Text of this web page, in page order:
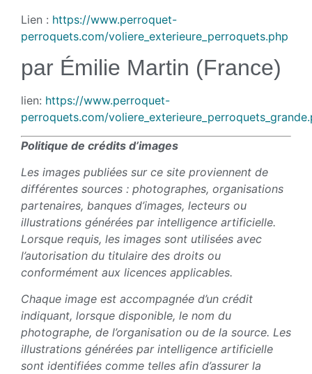
Lien : https://www.perroquet-
perroquets.com/voliere_exterieure_perroquets.php
par Émilie Martin (France)
lien: https://www.perroquet-
perroquets.com/
Politique de crédits d’images
Les images publiées sur ce site proviennent de
différentes sources : photographes, organisations
partenaires, banques d’images, lecteurs ou
illustrations générées par intelligence artificielle.
Lorsque requis, les images sont utilisées avec
l’autorisation du titulaire des droits ou
conformément aux licences applicables.
Chaque image est accompagnée d’un crédit
indiquant, lorsque disponible, le nom du
photographe, de l’organisation ou de la source. Les
illustrations générées par intelligence artificielle
sont identifiées comme telles afin d’assurer la